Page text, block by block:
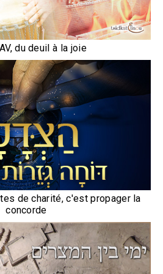
du deuil à la joie
de charité, c'est propager la
concorde